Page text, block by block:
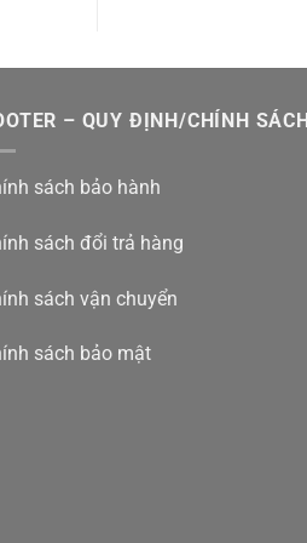
– QUY ĐỊNH/CHÍNH SÁCH
sách bảo hành
sách đổi trả hàng
sách vận chuyển
sách bảo mật